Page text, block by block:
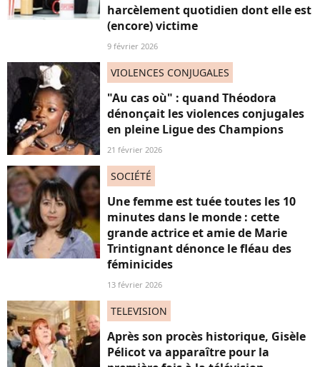
harcèlement quotidien dont elle est
(encore) victime
9 février 2026
VIOLENCES CONJUGALES
"Au cas où" : quand Théodora
dénonçait les violences conjugales
en pleine Ligue des Champions
21 février 2026
SOCIÉTÉ
Une femme est tuée toutes les 10
minutes dans le monde : cette
grande actrice et amie de Marie
Trintignant dénonce le fléau des
féminicides
13 février 2026
TELEVISION
Après son procès historique, Gisèle
Pélicot va apparaître pour la